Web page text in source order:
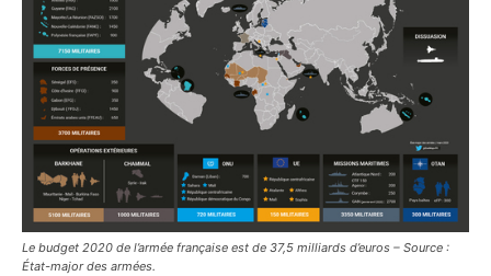
Le budget 2020 de l’armée française est de 37,5 milliards d’euros – Source :
État-major des armées.